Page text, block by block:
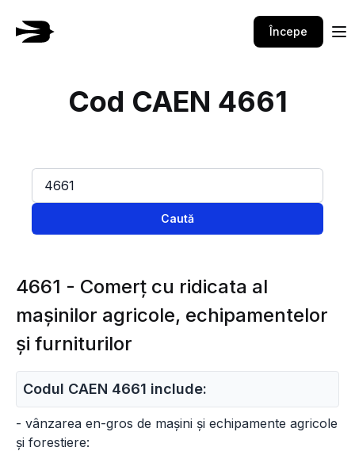
Începe
Cod CAEN 4661
Caută
4661 - Comerţ cu ridicata al
maşinilor agricole, echipamentelor
şi furniturilor
Codul CAEN 4661 include:
- vânzarea en-gros de mașini și echipamente agricole
și forestiere: